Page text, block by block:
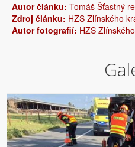
Autor článku: Tomáš Šťastný
Zdroj článku: HZS Zlínského
Autor fotografií: HZS